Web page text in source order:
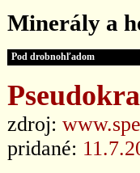
Minerály a
Pod drobnohľadom
zdroj:
pridané: